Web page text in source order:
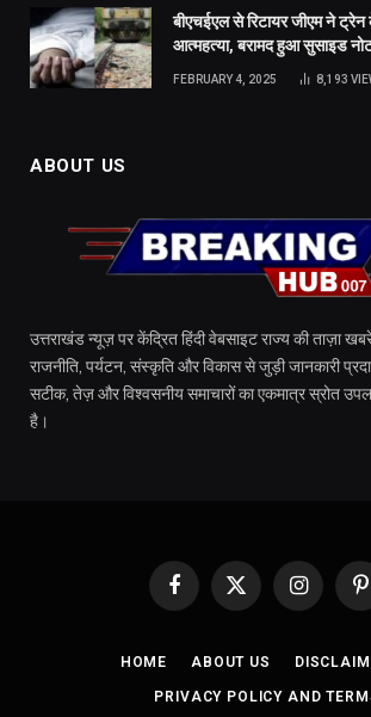
बीएचईएल से रिटायर जीएम ने
आत्महत्या, बरामद हुआ सुसाइड
FEBRUARY 4, 2025 8,193
ABOUT US
उत्तराखंड न्यूज़ पर केंद्रित हिंदी वेबसाइट राज्य की ताज़ा
राजनीति, पर्यटन, संस्कृति और विकास से जुड़ी जानकारी
सटीक, तेज़ और विश्वसनीय समाचारों का एकमात्र स्रोत
है।
Facebook
X
Instagram
HOME ABOUT US
PRIVACY POLICY AND